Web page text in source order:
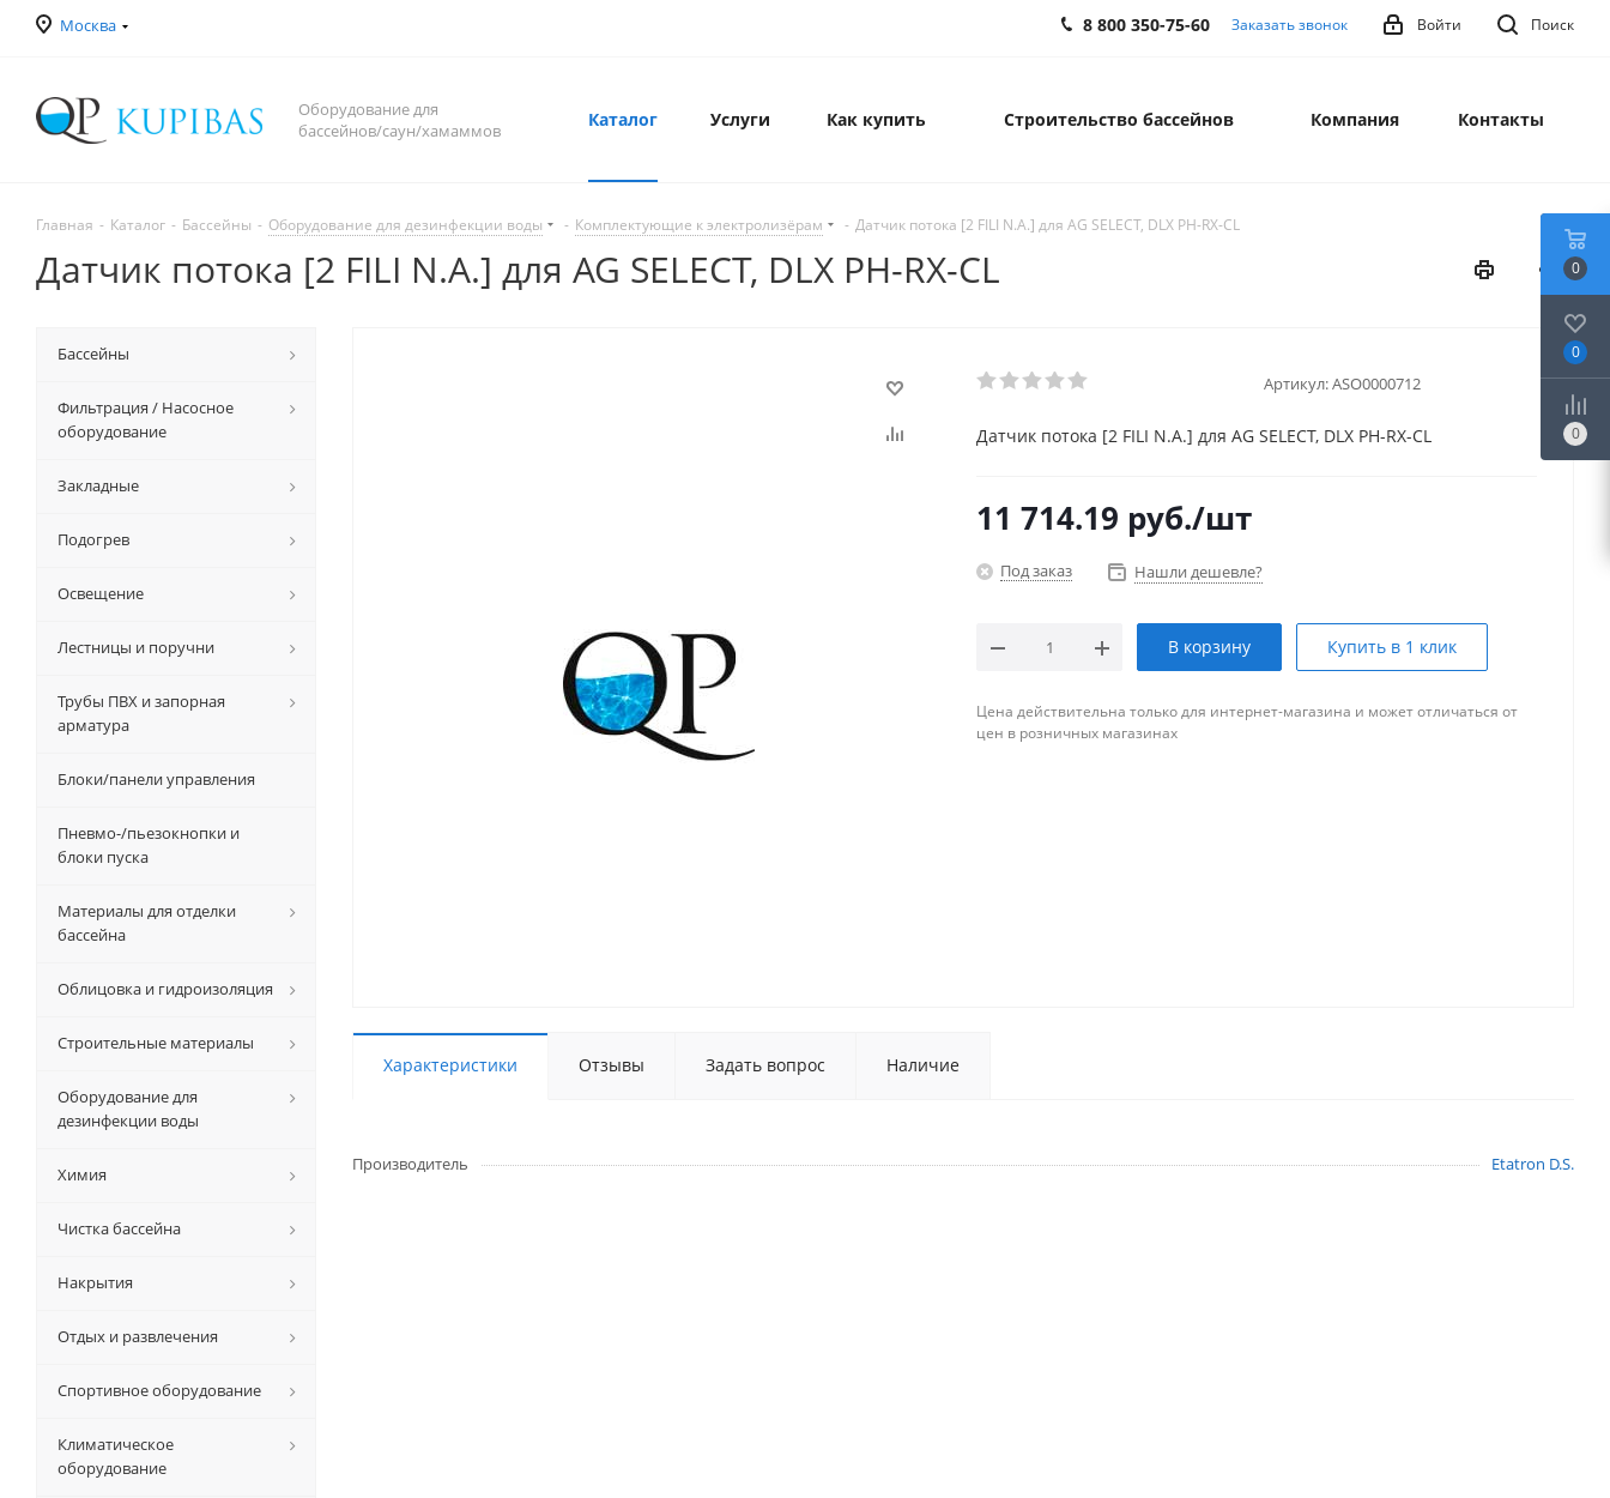
Москва Поиск
Войти
8 800 350-75-60 Заказать звонок
Оборудование для
бассейнов/саун/хамаммов
Каталог Услуги Как купить Строительство бассейнов Компания Контакты
Главная - Каталог - Бассейны - Оборудование для дезинфекции воды - Комплектующие к электролизёрам - Датчик потока [2 FILI N.A.] для AG SELECT, DLX PH-RX-CL
Датчик потока [2 FILI N.A.] для AG SELECT, DLX PH-RX-CL
Артикул:ASO0000712
Датчик потока [2 FILI N.A.] для AG SELECT, DLX PH-RX-CL
11 714.19 руб./шт
Под заказ Нашли дешевле?
В корзину Купить в 1 клик
Цена действительна только для интернет-магазина и может отличаться от
цен в розничных магазинах
Характеристики Отзывы Задать вопрос Наличие
Производитель Etatron D.S.
Бассейны
Фильтрация / Насосное
оборудование
Закладные
Подогрев
Освещение
Лестницы и поручни
Трубы ПВХ и запорная
арматура
Блоки/панели управления
Пневмо-/пьезокнопки и
блоки пуска
Материалы для отделки
бассейна
Облицовка и гидроизоляция
Строительные материалы
Оборудование для
дезинфекции воды
Химия
Чистка бассейна
Накрытия
Отдых и развлечения
Спортивное оборудование
Климатическое
оборудование
0
0
0